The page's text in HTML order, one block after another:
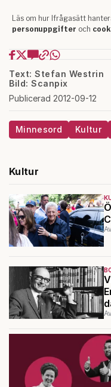
Text: Stefan Westrin
Bild: Scanpix
Publicerad 2012-09-12
Minnesord Kultur
Kultur